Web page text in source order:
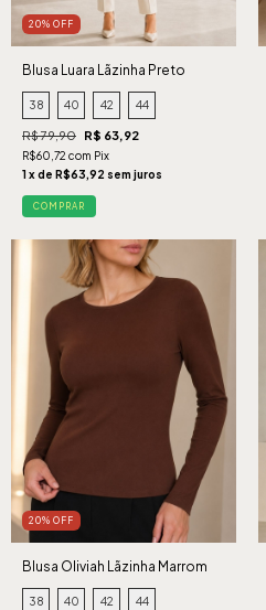
20% OFF
Blusa Luara Lãzinha Preto
38 40 42 44
R$ 79,90 R$ 63,92
R$60,72 com Pix
1 x de R$63,92 sem juros
COMPRAR
20% OFF
Blusa Oliviah Lãzinha Marrom
38 40 42 44